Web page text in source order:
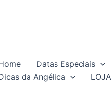
Datas Especiais
da Angélica
LOJA